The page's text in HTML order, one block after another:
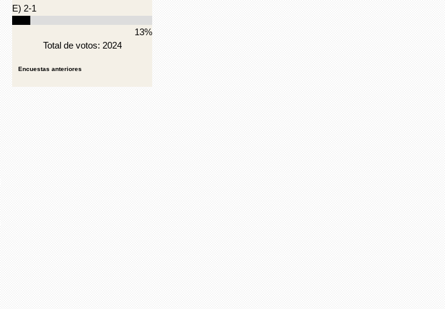
E) 2-1
13%
Total de votos: 2024
Encuestas anteriores